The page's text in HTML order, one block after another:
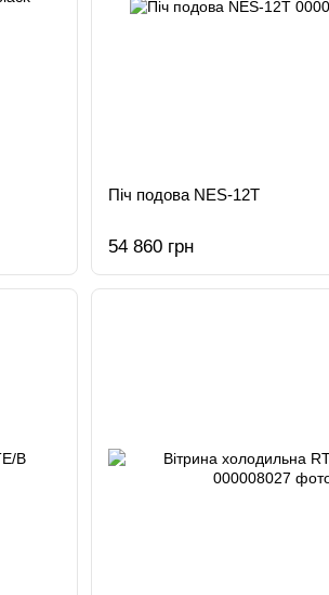
Піч подова NES-12T
54 860 грн